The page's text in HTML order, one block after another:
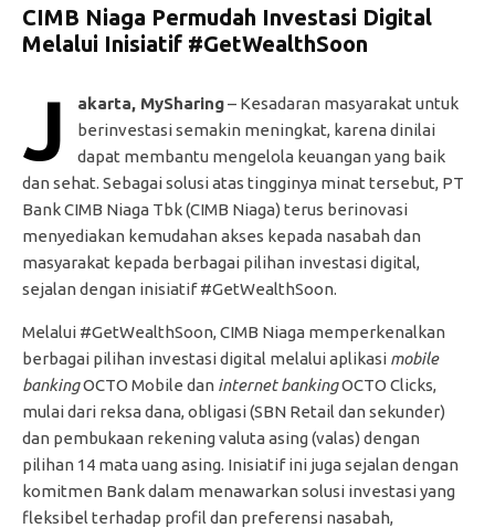
CIMB Niaga Permudah Investasi Digital
Melalui Inisiatif #GetWealthSoon
J akarta, MySharing– Kesadaran masyarakat untuk
berinvestasi semakin meningkat, karena dinilai
dapat membantu mengelola keuangan yang baik
dan sehat. Sebagai solusi atas tingginya minat tersebut, PT
Bank CIMB Niaga Tbk (CIMB Niaga) terus berinovasi
menyediakan kemudahan akses kepada nasabah dan
masyarakat kepada berbagai pilihan investasi digital,
sejalan dengan inisiatif #GetWealthSoon.
Melalui #GetWealthSoon, CIMB Niaga memperkenalkan
berbagai pilihan investasi digital melalui aplikasi mobile
bankingOCTO Mobile dan internet bankingOCTO Clicks,
mulai dari reksa dana, obligasi (SBN Retail dan sekunder)
dan pembukaan rekening valuta asing (valas) dengan
pilihan 14 mata uang asing. Inisiatif ini juga sejalan dengan
komitmen Bank dalam menawarkan solusi investasi yang
fleksibel terhadap profil dan preferensi nasabah,